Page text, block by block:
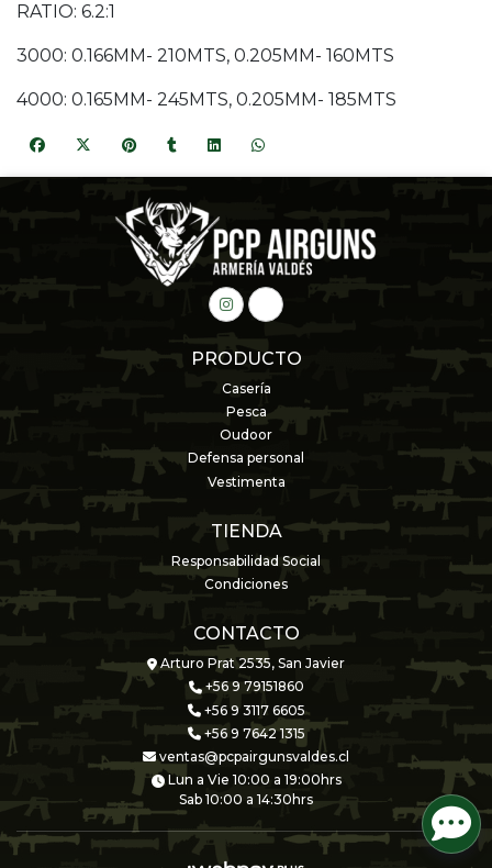
RATIO: 6.2:1
3000: 0.166MM- 210MTS, 0.205MM- 160MTS
4000: 0.165MM- 245MTS, 0.205MM- 185MTS
PRODUCTO
Casería
Pesca
Oudoor
Defensa personal
Vestimenta
TIENDA
Responsabilidad Social
Condiciones
CONTACTO
Arturo Prat 2535, San Javier
+56 9 79151860
+56 9 3117 6605
+56 9 7642 1315
ventas@pcpairgunsvaldes.cl
Lun a Vie 10:00 a 19:00hrs
Sab 10:00 a 14:30hrs